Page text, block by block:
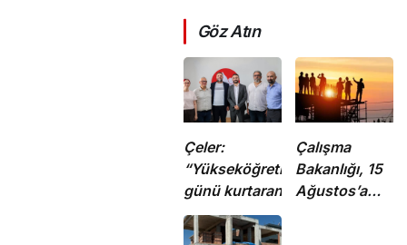
Göz Atın
Çeler:
“Yükseköğretimde
günü kurtaran
değil, geleceği
planlayan
Çalışma
Bakanlığı, 15
Ağustos’a